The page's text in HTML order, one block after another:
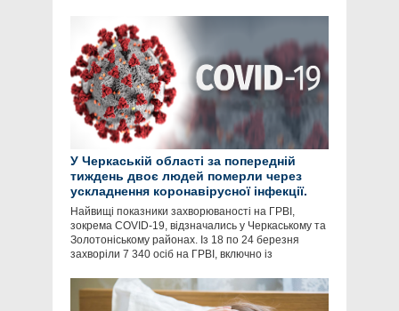
У Черкаській області за попередній
тиждень двоє людей померли через
ускладнення коронавірусної інфекції.
Найвищі показники захворюваності на ГРВІ,
зокрема COVID-19, відзначались у Черкаському та
Золотоніському районах. Із 18 по 24 березня
захворіли 7 340 осіб на ГРВІ, включно із